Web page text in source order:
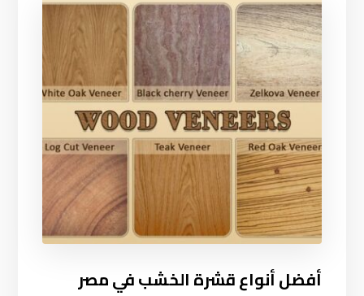
أفضل أنواع قشرة الخشب في مصر